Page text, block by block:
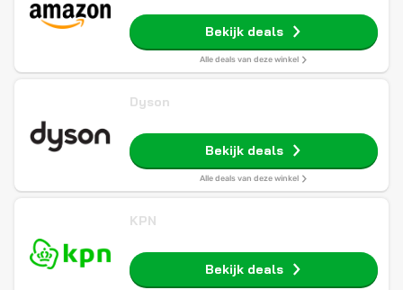
Bekijk deals
Alle deals van deze winkel
Dyson
Bekijk deals
Alle deals van deze winkel
KPN
Bekijk deals